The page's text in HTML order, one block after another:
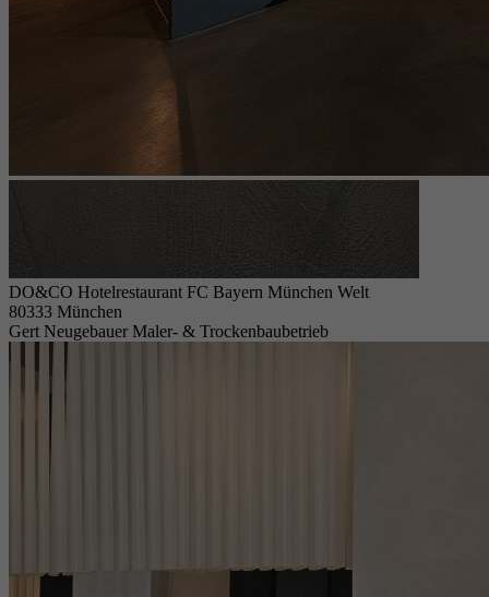
DO&CO Hotelrestaurant FC Bayern München Welt
80333 München
Gert Neugebauer Maler- & Trockenbaubetrieb